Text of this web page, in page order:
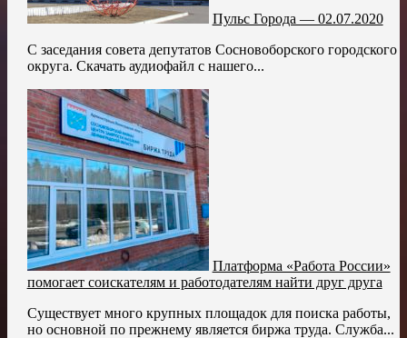
Пульс Города — 02.07.2020
С заседания совета депутатов Сосновоборского городского
округа. Скачать аудиофайл с нашего...
Платформа «Работа России»
помогает соискателям и работодателям найти друг друга
Существует много крупных площадок для поиска работы,
но основной по прежнему является биржа труда. Служба...